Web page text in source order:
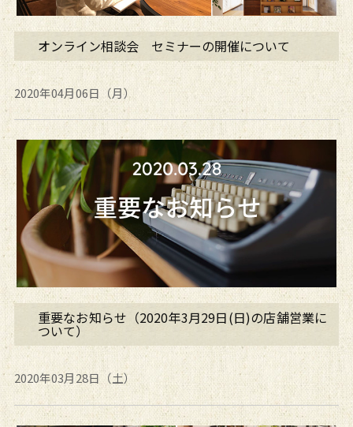
オンライン相談会 セミナーの開催について
2020年04月06日（月）
重要なお知らせ（2020年3月29日(日)の店舗営業に
ついて）
2020年03月28日（土）